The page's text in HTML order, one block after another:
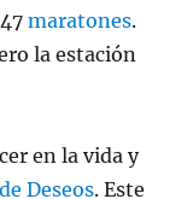
maratones.
la estación
en la vida y
Deseos. Este